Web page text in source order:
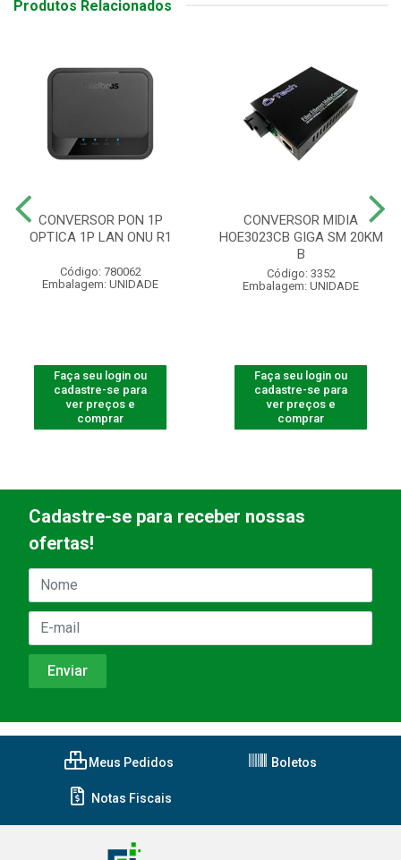
Produtos Relacionados
CONVERSOR PON 1P
OPTICA 1P LAN ONU R1
Código: 780062
Embalagem: UNIDADE
Faça seu login ou
cadastre-se para
ver preços e
comprar
CONVERSOR MIDIA
HOE3023CB GIGA SM 20KM
B
Código: 3352
Embalagem: UNIDADE
Faça seu login ou
cadastre-se para
ver preços e
comprar
Cadastre-se para receber nossas
ofertas!
Meus Pedidos Boletos
Notas Fiscais